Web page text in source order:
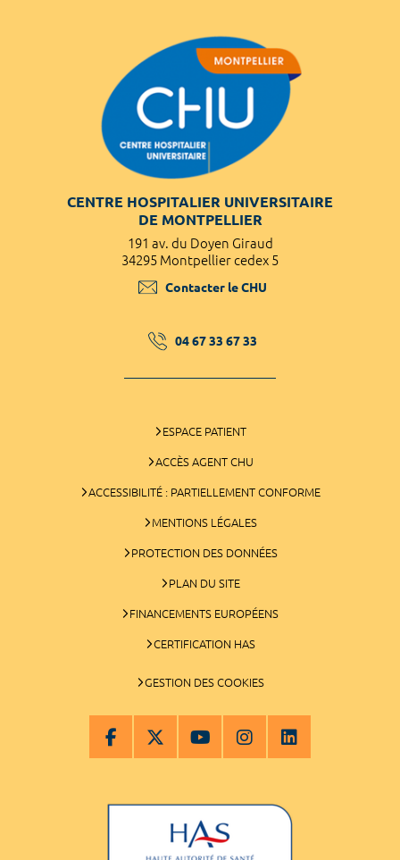
CENTRE HOSPITALIER UNIVERSITAIRE
DE MONTPELLIER
191 av. du Doyen Giraud
34295 Montpellier cedex 5
Contacter le CHU
04 67 33 67 33
ESPACE PATIENT
ACCÈS AGENT CHU
ACCESSIBILITÉ : PARTIELLEMENT CONFORME
MENTIONS LÉGALES
PROTECTION DES DONNÉES
PLAN DU SITE
FINANCEMENTS EUROPÉENS
CERTIFICATION HAS
GESTION DES COOKIES